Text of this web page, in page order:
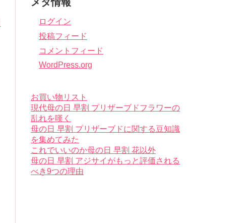
ログイン
投稿フィード
コメントフィード
WordPress.org
お買い物リスト
現代母の日 早割 プリザーブドフラワーの
乱れを嘆く
母の日 早割 プリザーブドに関する豆知識
を集めてみた
これでいいのか母の日 早割 花以外
母の日 早割 アジサイがもっと評価される
べき9つの理由